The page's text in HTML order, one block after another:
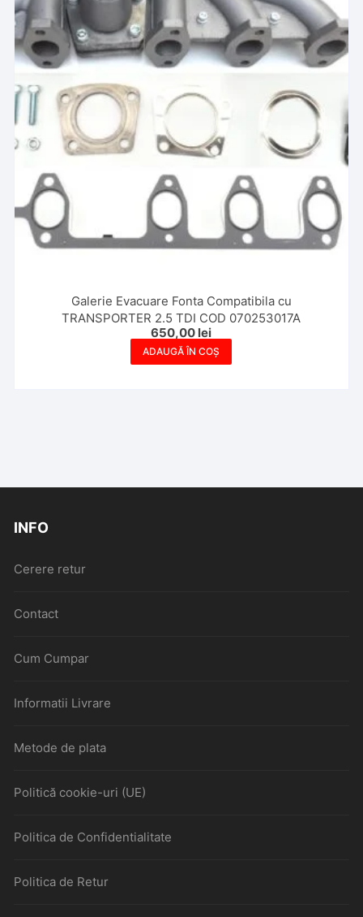
Galerie Evacuare Fonta Compatibila cu
TRANSPORTER 2.5 TDI COD 070253017A
650,00 lei
ADAUGĂ ÎN COȘ
INFO
Cerere retur
Contact
Cum Cumpar
Informatii Livrare
Metode de plata
Politică cookie-uri (UE)
Politica de Confidentialitate
Politica de Retur